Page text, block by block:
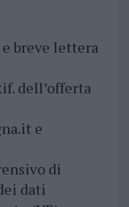
breve lettera
dell’offerta
e
di
dati